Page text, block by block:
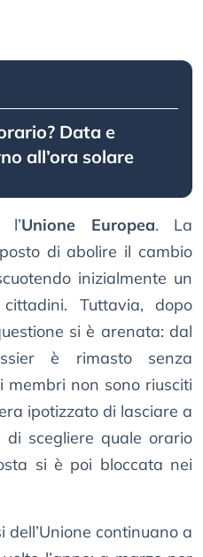
Data e
all’ora solare
l’Unione Europea. La
di abolire il cambio
inizialmente un
Tuttavia, dopo
si è arenata: dal
è rimasto senza
membri non sono riusciti
ipotizzato di lasciare a
scegliere quale orario
si è poi bloccata nei
dell’Unione continuano a